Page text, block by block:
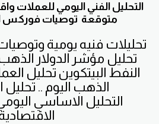
التحليل الفني اليومي
متوقعة توصيات فوركس
تحليلات فنيه يومية
تحليل مؤشر الدولار
النفط البيتكوين تحليل
الذهب اليوم .. تحليل
التحليل الاساسي